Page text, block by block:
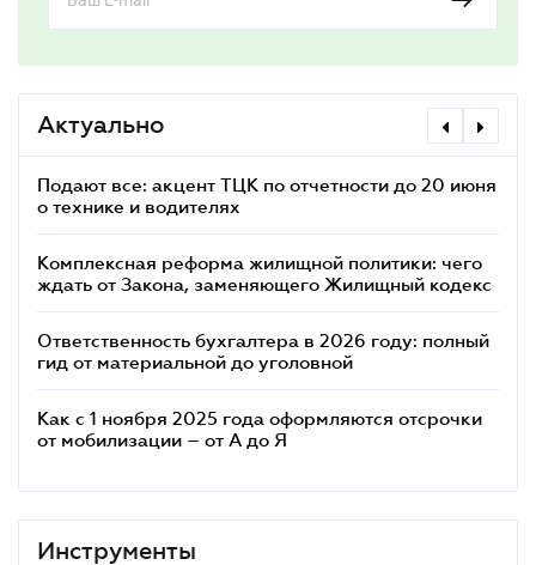
Новый бланк подтверждения водительской
деятельности: что изменилось для
Актуально
Подают все: акцент ТЦК по отчетности до 20 июня
о технике и водителях
Комплексная реформа жилищной политики: чего
ждать от Закона, заменяющего Жилищный кодекс
Ответственность бухгалтера в 2026 году: полный
гид от материальной до уголовной
Как с 1 ноября 2025 года оформляются отсрочки
от мобилизации – от А до Я
Инструменты